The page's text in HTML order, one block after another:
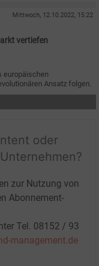
Mittwoch, 12.10.2022, 15:22
vertiefen
europäischen
Ansatz folgen.
oder
zur Nutzung von
Abonnement-
Tel. 08152 / 93
management.de